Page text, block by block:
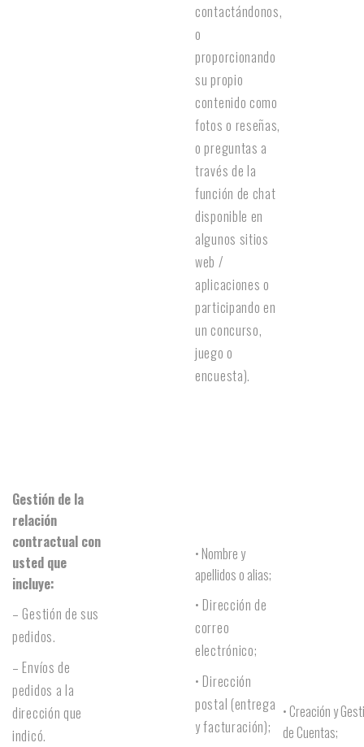
contactándonos,
o
proporcionando
su propio
contenido como
fotos o reseñas,
o preguntas a
través de la
función de chat
disponible en
algunos sitios
web /
aplicaciones o
participando en
un concurso,
juego o
encuesta).
Gestión de la
relación
contractual con
usted que
incluye:
– Gestión de sus
pedidos.
– Envíos de
pedidos a la
dirección que
indicó.
• Nombre y
apellidos o alias;
• Dirección de
correo
electrónico;
• Dirección
postal (entrega
y facturación);
• Creación y
de Cuentas;